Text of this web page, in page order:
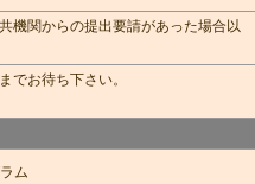
機関からの提出要請があった場合以
でお待ち下さい。
ム